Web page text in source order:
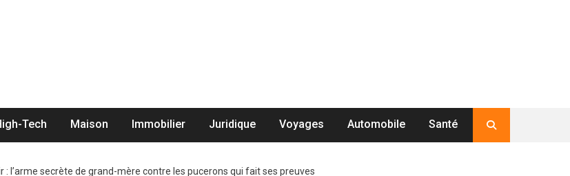
Tech Maison Immobilier Juridique Voyages Automobile Santé
: l’arme secrète de grand-mère contre les pucerons qui fait ses preuves